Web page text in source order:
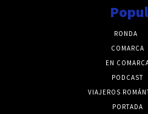
RONDA
COMARCA
EN
PODCAST
VIAJEROS
PORTADA